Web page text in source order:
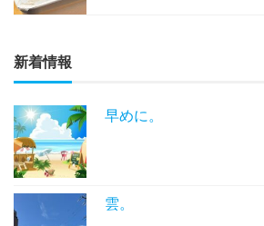
新着情報
早めに。
雲。